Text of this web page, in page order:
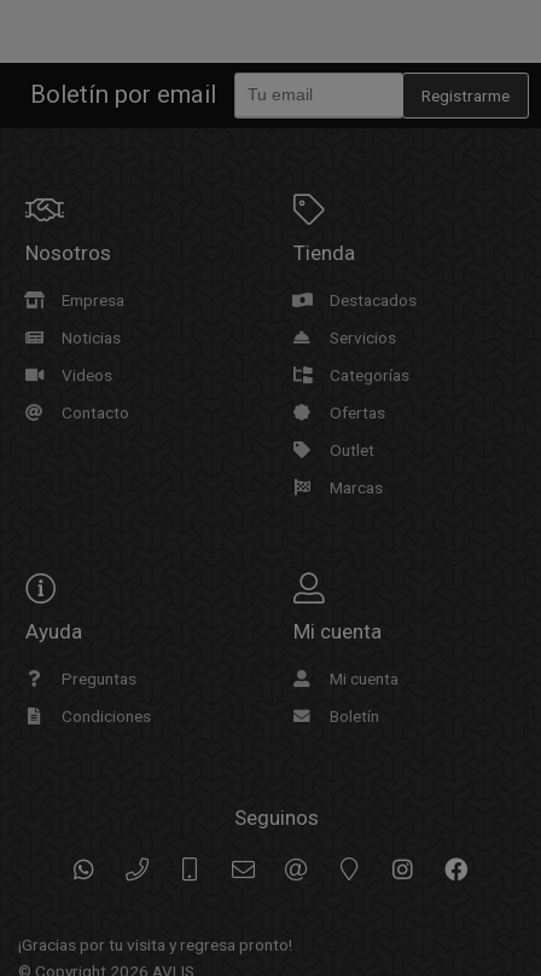
Boletín por email Registrarme
Nosotros
Empresa
Noticias
Videos
Contacto
Tienda
Destacados
Servicios
Categorías
Ofertas
Outlet
Marcas
Ayuda
Preguntas
Condiciones
Mi cuenta
Mi cuenta
Boletín
Seguinos
¡Gracias por tu visita y regresa pronto!
© Copyright 2026 AVLIS